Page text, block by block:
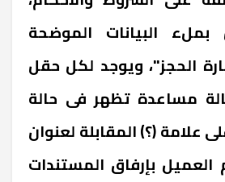
البيانات الموضحة
الحجز"، ويوجد لكل حقل
مساعدة تظهر فى حالة
علامة (؟) المقابلة لعنوان
بإرفاق المستندات